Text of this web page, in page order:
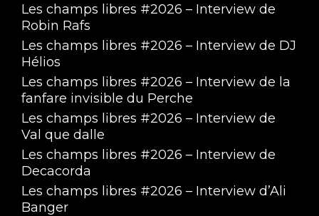
Retour sur la semaine avec Lucille Jouaux,
adjointe de direction à l'Adapei 27
Apr 30, 2025 • 3:07
Les champs libres #2026 – Interview de
Robin Rafs
Les champs libres #2026 – Interview de DJ
Hélios
Les champs libres #2026 – Interview de la
fanfare invisible du Perche
Les champs libres #2026 – Interview de
Val que dalle
Les champs libres #2026 – Interview de
Decacorda
Les champs libres #2026 – Interview d’Ali
Banger